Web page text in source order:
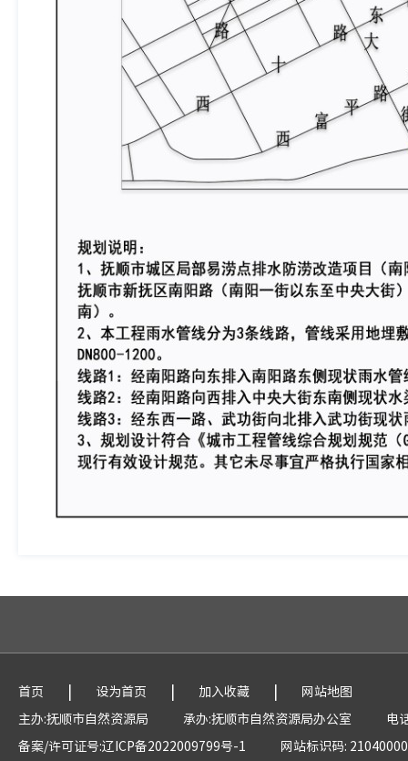
首页 | 设为首页 | 加入收藏 |
网站地图
主办:抚顺市自然资源局
承办:抚顺市自然资源局办公室
电
备案/许可证号:辽ICP备2022009799号-1
网站标识码: